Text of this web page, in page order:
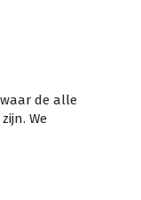
de alle
We